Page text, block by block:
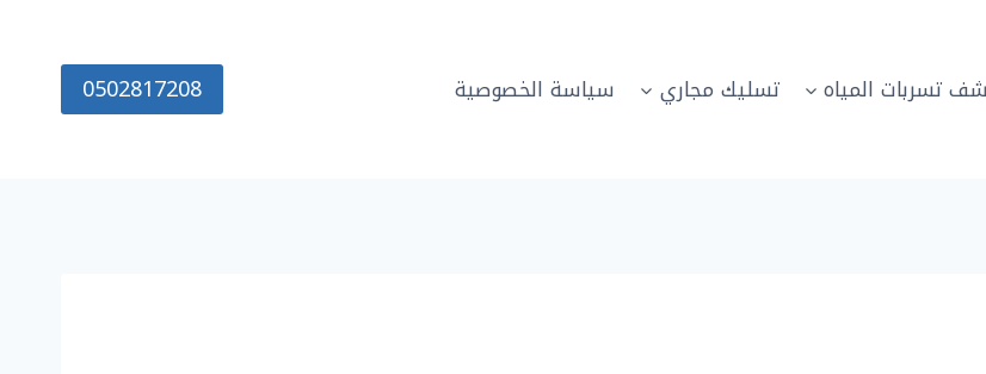
تسربات المياه تسليك مجاري سياسة الخصوصية 0502817208